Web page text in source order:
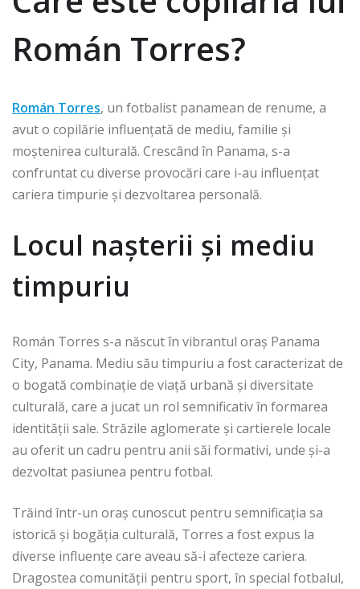
Román Torres?
Román Torres, un fotbalist panamean de renume, a
avut o copilărie influențată de mediu, familie și
moștenirea culturală. Crescând în Panama, s-a
confruntat cu diverse provocări care i-au influențat
cariera timpurie și dezvoltarea personală.
Locul nașterii și mediu
timpuriu
Román Torres s-a născut în vibrantul oraș Panama
City, Panama. Mediu său timpuriu a fost caracterizat de
o bogată combinație de viață urbană și diversitate
culturală, care a jucat un rol semnificativ în formarea
identității sale. Străzile aglomerate și cartierele locale
au oferit un cadru pentru anii săi formativi, unde și-a
dezvoltat pasiunea pentru fotbal.
Trăind într-un oraș cunoscut pentru semnificația sa
istorică și bogăția culturală, Torres a fost expus la
diverse influențe care aveau să-i afecteze cariera.
Dragostea comunității pentru sport, în special fotbalul,